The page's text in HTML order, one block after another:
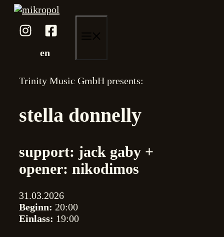
Zum
springen
en
Trinity Music GmbH presents:
stella donnelly
support: jack gaby +
opener: nikodimos
31.03.2026
Beginn: 20:00
Einlass: 19:00